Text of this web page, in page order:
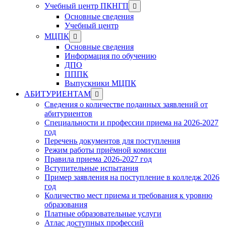
Учебный центр ПКНГП
Show
sub
menu
Основные сведения
Учебный центр
МЦПК Show
sub
menu
Основные сведения
Информация по обучению
ДПО
ПППК
Выпускники МЦПК
АБИТУРИЕНТАМ Show
sub
menu
Сведения о количестве поданных заявлений от
абитуриентов
Специальности и профессии приема на 2026-2027
год
Перечень документов для поступления
Режим работы приёмной комиссии
Правила приема 2026-2027 год
Вступительные испытания
Пример заявления на поступление в колледж 2026
год
Количество мест приема и требования к уровню
образования
Платные образовательные услуги
Атлас доступных профессий